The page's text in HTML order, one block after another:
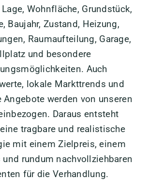
Wohnfläche, Grundstück,
Baujahr, Zustand, Heizung,
Raumaufteilung, Garage,
und besondere
Auch
lokale Markttrends und
Angebote werden von unseren
Daraus entsteht
tragbare und realistische
mit einem Zielpreis, einem
rundum nachvollziehbaren
für die Verhandlung.